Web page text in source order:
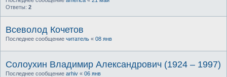
Ответы: 2
Всеволод Кочетов
Последнее сообщение читатель « 08 янв
Солоухин Владимир Александрович (1924 – 1997)
Последнее сообщение arhiv « 06 янв